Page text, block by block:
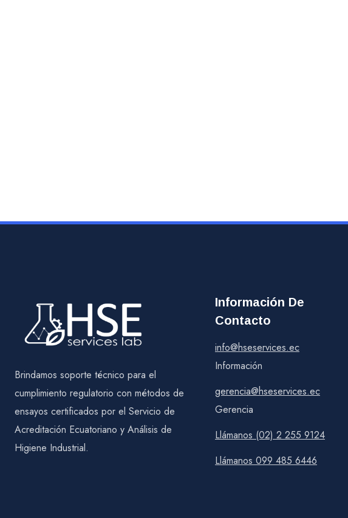
Brindamos soporte técnico para el
cumplimiento regulatorio con métodos de
ensayos certificados por el Servicio de
Acreditación Ecuatoriano y Análisis de
Higiene Industrial.
Información De
Contacto
info@hseservices.ec
Información
gerencia@hseservices.ec
Gerencia
Llámanos (02) 2 255 9124
Llámanos 099 485 6446